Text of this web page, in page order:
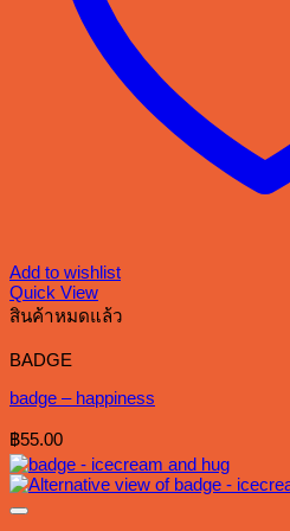
Add to wishlist
Quick View
สินค้าหมดแล้ว
BADGE
badge – happiness
฿55.00